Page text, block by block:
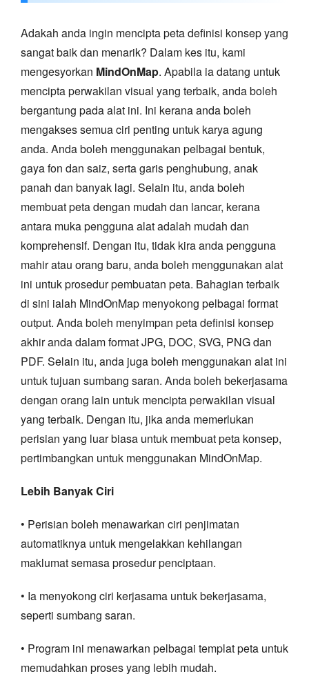
Adakah anda ingin mencipta peta definisi konsep yang
sangat baik dan menarik? Dalam kes itu, kami
mengesyorkan MindOnMap. Apabila ia datang untuk
mencipta perwakilan visual yang terbaik, anda boleh
bergantung pada alat ini. Ini kerana anda boleh
mengakses semua ciri penting untuk karya agung
anda. Anda boleh menggunakan pelbagai bentuk,
gaya fon dan saiz, serta garis penghubung, anak
panah dan banyak lagi. Selain itu, anda boleh
membuat peta dengan mudah dan lancar, kerana
antara muka pengguna alat adalah mudah dan
komprehensif. Dengan itu, tidak kira anda pengguna
mahir atau orang baru, anda boleh menggunakan alat
ini untuk prosedur pembuatan peta. Bahagian terbaik
di sini ialah MindOnMap menyokong pelbagai format
output. Anda boleh menyimpan peta definisi konsep
akhir anda dalam format JPG, DOC, SVG, PNG dan
PDF. Selain itu, anda juga boleh menggunakan alat ini
untuk tujuan sumbang saran. Anda boleh bekerjasama
dengan orang lain untuk mencipta perwakilan visual
yang terbaik. Dengan itu, jika anda memerlukan
perisian yang luar biasa untuk membuat peta konsep,
pertimbangkan untuk menggunakan MindOnMap.
Lebih Banyak Ciri
• Perisian boleh menawarkan ciri penjimatan
automatiknya untuk mengelakkan kehilangan
maklumat semasa prosedur penciptaan.
• Ia menyokong ciri kerjasama untuk bekerjasama,
seperti sumbang saran.
• Program ini menawarkan pelbagai templat peta untuk
memudahkan proses yang lebih mudah.